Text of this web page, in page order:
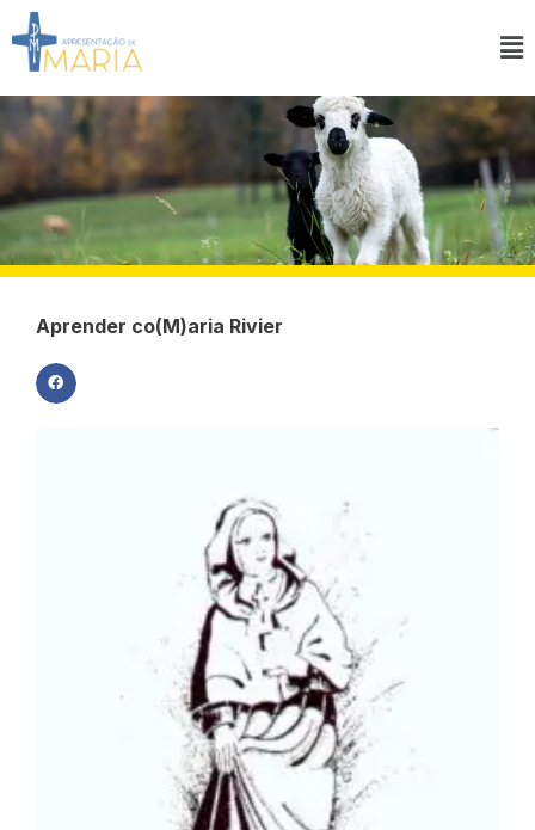
para
conteúdo
Aprender co(M)aria Rivier